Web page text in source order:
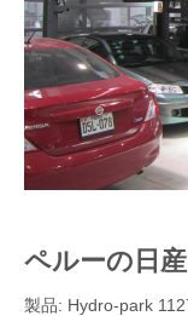
ペルーの日
製品: Hydro-park